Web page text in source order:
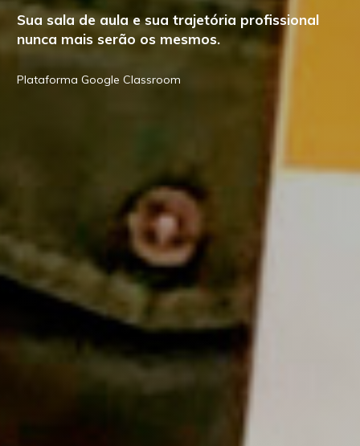
Sua sala de aula e sua trajetória profissional
nunca mais serão os mesmos.
Plataforma Google Classroom